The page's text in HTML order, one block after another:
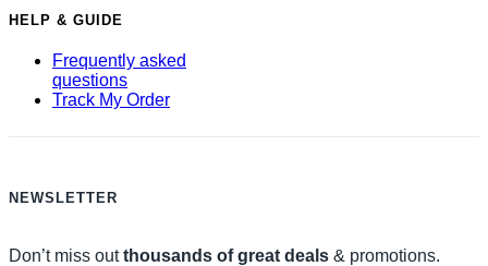
HELP & GUIDE
Frequently asked
questions
Track My Order
NEWSLETTER
Don’t miss outthousands of great deals & promotions.